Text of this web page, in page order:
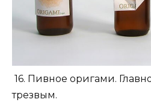
16. Пивное оригами.
трезвым.